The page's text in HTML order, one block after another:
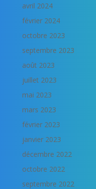
avril 2024
février 2024
octobre 2023
septembre 2023
août 2023
juillet 2023
mai 2023
mars 2023
février 2023
janvier 2023
décembre 2022
octobre 2022
septembre 2022